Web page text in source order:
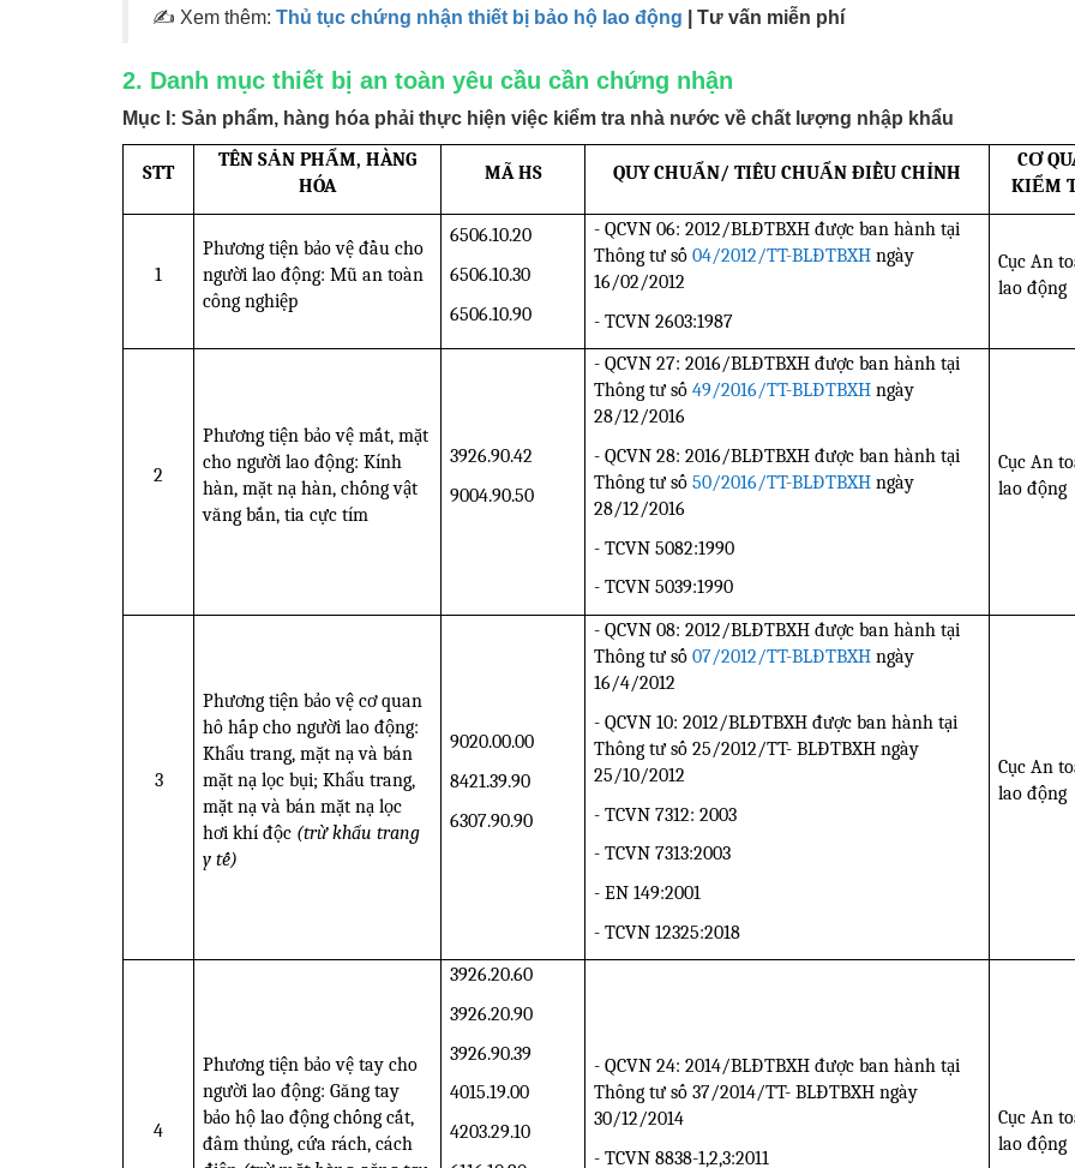
✍ Xem thêm: Thủ tục chứng nhận thiết bị bảo hộ lao động | Tư vấn miễn phí
2. Danh mục thiết bị an toàn yêu cầu cần chứng nhận
Mục I: Sản phẩm, hàng hóa phải thực hiện việc kiểm tra nhà nước về chất lượng nhập khẩu
STT
TÊN SẢN PHẨM, HÀNG
HÓA
MÃ HS QUY CHUẨN/ TIÊU CHUẨN ĐIỀU CHỈNH
CƠ
KIỂM
1
Phương tiện bảo vệ đầu cho
người lao động: Mũ an toàn
công nghiệp
6506.10.20
6506.10.30
6506.10.90
- QCVN 06: 2012/BLĐTBXH được ban hành tại
Thông tư số04/2012/TT-BLĐTBXH ngày
16/02/2012
- TCVN 2603:1987
Cục An
lao động
2
Phương tiện bảo vệ mắt, mặt
cho người lao động: Kính
hàn, mặt nạ hàn, chống vật
văng bắn, tia cực tím
3926.90.42
9004.90.50
- QCVN 27: 2016/BLĐTBXH được ban hành tại
Thông tư số49/2016/TT-BLĐTBXH ngày
28/12/2016
- QCVN 28: 2016/BLĐTBXH được ban hành tại
Thông tư số50/2016/TT-BLĐTBXH ngày
28/12/2016
- TCVN 5082:1990
- TCVN 5039:1990
Cục An
lao động
3
Phương tiện bảo vệ cơ quan
hô hấp cho người lao động:
Khẩu trang, mặt nạ và bán
mặt nạ lọc bụi; Khẩu trang,
mặt nạ và bán mặt nạ lọc
hơi khí độc (trừ khẩu trang
y tế)
9020.00.00
8421.39.90
6307.90.90
- QCVN 08: 2012/BLĐTBXH được ban hành tại
Thông tư số07/2012/TT-BLĐTBXH ngày
16/4/2012
- QCVN 10: 2012/BLĐTBXH được ban hành tại
Thông tư số 25/2012/TT-BLĐTBXH ngày
25/10/2012
- TCVN 7312: 2003
- TCVN 7313:2003
- EN 149:2001
- TCVN 12325:2018
Cục An
lao động
4
Phương tiện bảo vệ tay cho
người lao động: Găng tay
bảo hộ lao động chống cắt,
đâm thủng, cứa rách, cách
3926.20.60
3926.20.90
3926.90.39
4015.19.00
4203.29.10
- QCVN 24: 2014/BLĐTBXH được ban hành tại
Thông tư số 37/2014/TT-BLĐTBXH ngày
30/12/2014
- TCVN 8838-1,2,3:2011
Cục An
lao động